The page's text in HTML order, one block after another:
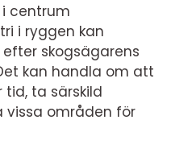
centrum
i ryggen kan
skogsägarens
kan handla om att
tid, ta särskild
vissa områden för